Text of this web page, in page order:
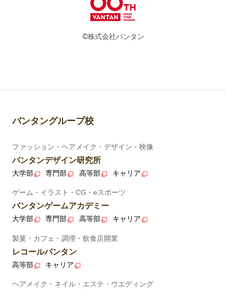
©株式会社バンタン
バンタングループ校
ファッション・ヘアメイク・デザイン・映像
バンタンデザイン研究所
大学部 専門部 高等部 キャリア
ゲーム・イラスト・CG・eスポーツ
バンタンゲームアカデミー
大学部 専門部 高等部 キャリア
製菓・カフェ・調理・飲食店開業
レコールバンタン
高等部 キャリア
ヘアメイク・ネイル・エステ・ウエディング